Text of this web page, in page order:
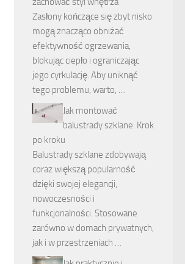
Zasłony kończące się zbyt nisko
mogą znacząco obniżać
efektywność ogrzewania,
blokując ciepło i ograniczając
jego cyrkulację. Aby uniknąć
tego problemu, warto, …
Jak montować
balustrady szklane: Krok
po kroku
Balustrady szklane zdobywają
coraz większą popularność
dzięki swojej elegancji,
nowoczesności i
funkcjonalności. Stosowane
zarówno w domach prywatnych,
jak i w przestrzeniach …